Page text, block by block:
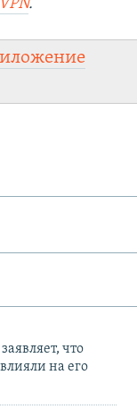
.
что
на его